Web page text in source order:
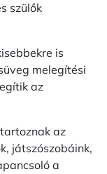
szülők
is
melegítési
az
az
játszószobáink,
a